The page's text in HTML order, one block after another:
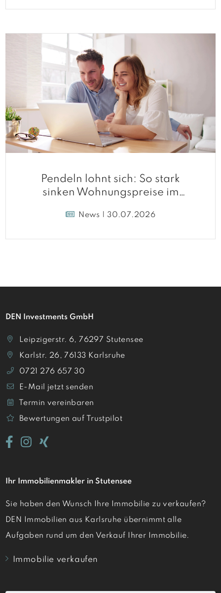
Pendeln lohnt sich: So stark
sinken Wohnungspreise im
News | 30.07.2026
DEN Investments GmbH
Leipzigerstr. 6, 76297 Stutensee
Karlstr. 26, 76133 Karlsruhe
0721 276 657 30
E-Mail jetzt senden
Termin vereinbaren
Bewertungen auf Trustpilot
Ihr Immobilienmakler in Stutensee
Sie haben den Wunsch Ihre Immobilie zu verkaufen?
DEN Immobilien aus Karlsruhe übernimmt alle
Aufgaben rund um den Verkauf Ihrer Immobilie.
Immobilie verkaufen